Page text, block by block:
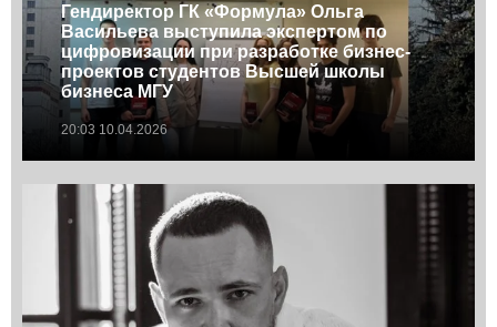
Гендиректор ГК «Формула» Ольга
Васильева выступила экспертом по
цифровизации при разработке бизнес-
проектов студентов Высшей школы
бизнеса МГУ
20:03 10.04.2026